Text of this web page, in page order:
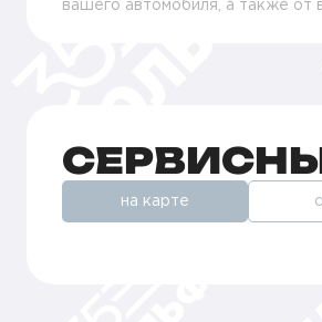
вашего автомобиля, а также от
на карте